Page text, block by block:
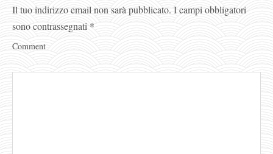
Il tuo indirizzo email non sarà pubblicato. I campi obbligatori
sono contrassegnati *
Comment